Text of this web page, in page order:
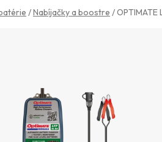
/Nabíjačky a boostre /